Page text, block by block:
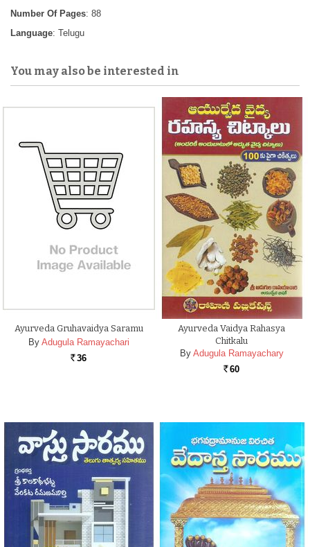
Number Of Pages: 88
Language: Telugu
You may also be interested in
Ayurveda Gruhavaidya Saramu
By Adugula Ramayachari
Rs. 36
Ayurveda Vaidya Rahasya
Chitkalu
By Adugula Ramayachary
Rs. 60